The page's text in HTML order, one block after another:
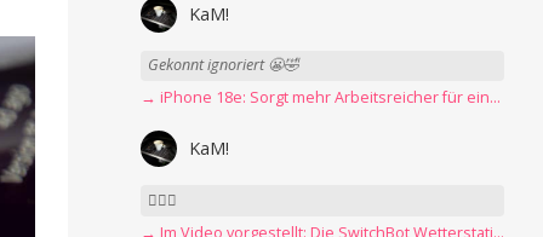
KaM!
Gekonnt ignoriert 😬🤣
→ iPhone 18e: Sorgt mehr Arbeitsreicher für eine Preiserhöhung?
KaM!
👍🏻🤣
→ Im Video vorgestellt: Die SwitchBot Wetterstation mit E-Ink-Display